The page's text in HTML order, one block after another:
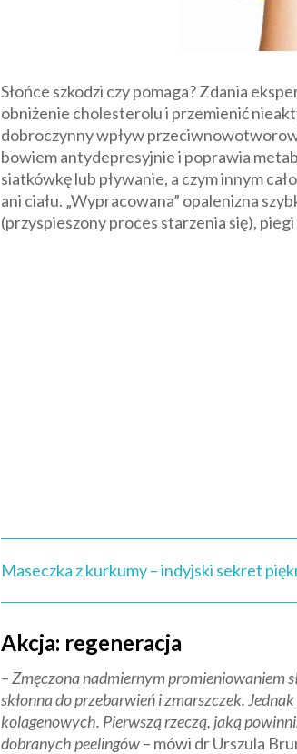
Słońce szkodzi czy pomaga? Zdania
obniżenie cholesterolu i przemienić
dobroczynny wpływ
bowiem antydepresyjnie i poprawia
siatkówkę lub pływanie, a czym innym
ani ciału. „Wypracowana” opalenizna
(przyspieszony proces starzenia się),
Maseczka z kurkumy – indyjski sekret
Akcja: regeneracja
– Zmęczona nadmiernym promieniowaniem
skłonna do przebarwień i zmarszczek.
kolagenowych. Pierwszą rzeczą, jaką
dobranych peelingów– mówi dr Urszula